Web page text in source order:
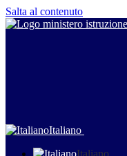
Salta al contenuto
Italiano
Italiano